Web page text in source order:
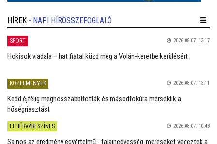
HÍREK - NAPI HÍRÖSSZEFOGLALÓ
SPORT 2026.08.07. 13:17
Hokisok viadala – hat fiatal küzd meg a Volán-keretbe kerülésért
KÖZLEMÉNYEK 2026.08.07. 13:11
Kedd éjfélig meghosszabbították és másodfokúra mérséklik a
hőségriasztást
FEHÉRVÁRI SZÍNES 2026.08.07. 10:48
Sajnos az eredmény egyértelmű - talajnedvesség-méréseket végeztek a